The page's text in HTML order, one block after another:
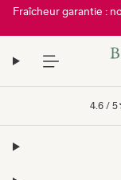
Fraîcheur garantie :
4.6 / 5